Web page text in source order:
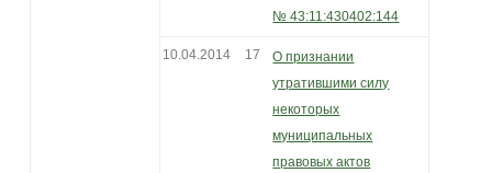
№ 43:11:430402:144
10.04.2014 17
О признании
утратившими силу
некоторых
муниципальных
правовых актов